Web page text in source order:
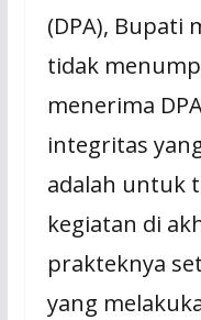
(DPA), Bupati
tidak
menerima
integritas
adalah untuk
kegiatan di
prakteknya
yang